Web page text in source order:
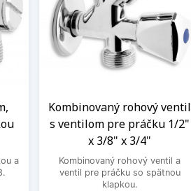
a
Kombinovaný rohový ventil
s ventilom pre práčku 1/2"
x 3/8" x 3/4"
Kombinovaný rohový ventil a
ventil pre práčku so spätnou
klapkou.